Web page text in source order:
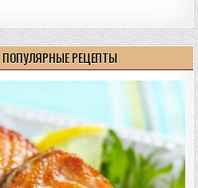
ПОПУЛЯРНЫЕ РЕЦЕПТЫ